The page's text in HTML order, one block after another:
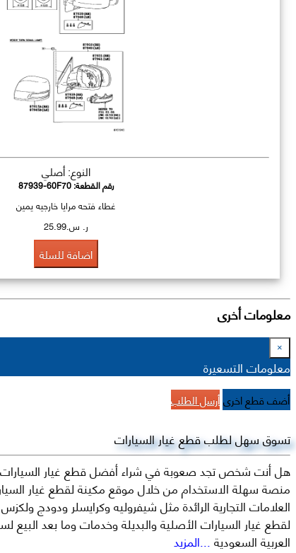
النوع: أصلي
رقم القطعة:87939-60F70
غطاء فتحه مرايا خارجيه يمين
ر. س.25.99
اضافة للسلة
معلومات أخرى
×
معلومات التسعيرة
أضف قطع اخرىأرسل الطلب
تسوق سهل لطلب قطع غيار السيارات
هل أنت شخص تجد صعوبة في شراء أفضل قطع غيار السيارات
منصة سهلة الاستخدام من خلال موقع مكينة لقطع غيار
العربية السعودية...المزيد